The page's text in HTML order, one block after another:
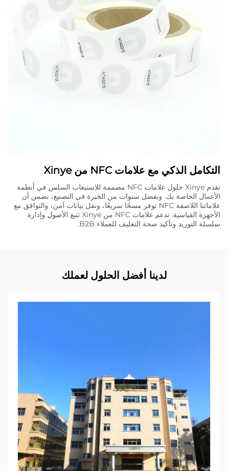
التكامل الذكي مع علامات NFC من Xinye
تقدم Xinye حلول علامات NFC مصممة للاستيعاب السلس في أنظمة
الأعمال الخاصة بك. وبفضل سنوات من الخبرة في التصنيع، نضمن أن
علاماتنا اللاصقة NFC توفر مسحًا سريعًا، ونقل بيانات آمن، والتوافق مع
الأجهزة القياسية. تدعم علامات NFC من Xinye تتبع الأصول وإدارة
سلسلة التوريد وتأكيد صحة التغليف للعملاء B2B.
لدينا أفضل الحلول لعملك